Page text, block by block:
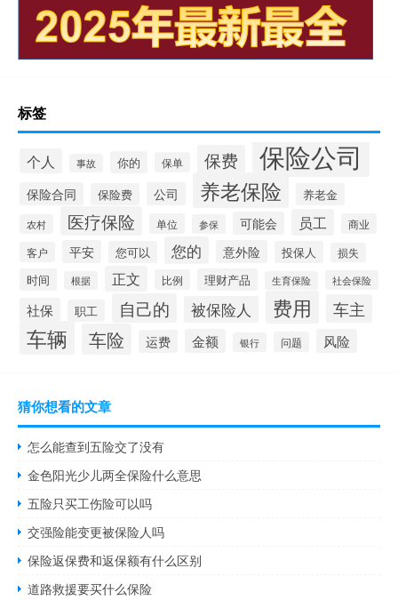
标签
个人 事故 你的 保单 保费 保险公司
保险合同 保险费 公司 养老保险 养老金
农村 医疗保险 单位 参保 可能会 员工
商业
客户
平安 您可以 您的 意外险 投保人 损失
时间 根据 正文 比例 理财产品 生育保险 社会保险
社保 职工 自己的 被保险人 费用 车主
车辆 车险 运费 金额 银行 问题 风险
猜你想看的文章
怎么能查到五险交了没有
金色阳光少儿两全保险什么意思
五险只买工伤险可以吗
交强险能变更被保险人吗
保险返保费和返保额有什么区别
道路救援要买什么保险